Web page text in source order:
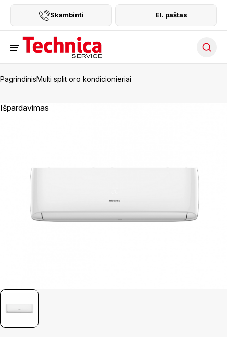
Skambinti El. paštas
PagrindinisMulti split oro kondicionieriai
Išpardavimas